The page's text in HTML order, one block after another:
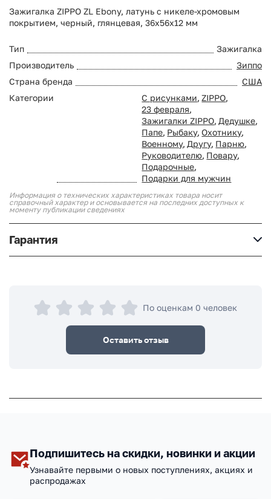
Зажигалка ZIPPO ZL Ebony, латунь с никеле-хромовым
покрытием, черный, глянцевая, 36х56х12 мм
Тип
Зажигалка
Производитель
Зиппо
Страна бренда
США
Категории
С рисунками, ZIPPO,
23 февраля,
Зажигалки ZIPPO, Дедушке,
Папе, Рыбаку, Охотнику,
Военному, Другу, Парню,
Руководителю, Повару,
Подарочные,
Подарки для мужчин
Информация о технических характеристиках товара носит
справочный характер и основывается на последних доступных к
моменту публикации сведениях
Гарантия
По оценкам 0 человек
Оставить отзыв
Подпишитесь на скидки, новинки и акции
Узнавайте первыми о новых поступлениях, акциях и
распродажах